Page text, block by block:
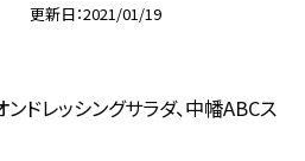
更新日 2021/01/19
ンドレッシングサラダ、中幡ABCス